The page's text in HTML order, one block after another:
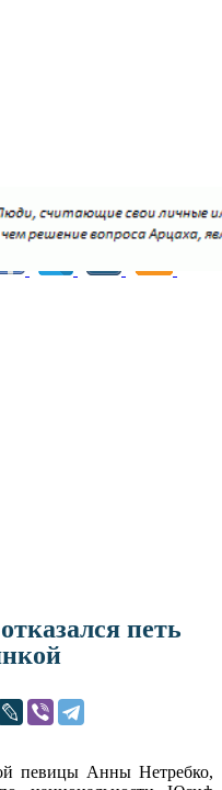
петь
певицы Анны Нетребко,